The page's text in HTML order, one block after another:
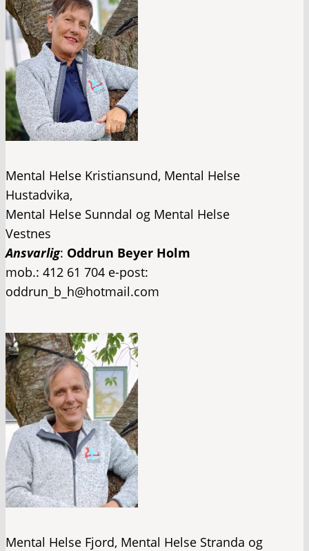
Mental Helse Kristiansund, Mental Helse
Hustadvika,
Mental Helse Sunndal og Mental Helse
Vestnes​
Ansvarlig: Oddrun Beyer Holm
mob.: 412 61 704 e-post:
oddrun_b_h@hotmail.com
Mental Helse Fjord, Mental Helse Stranda og